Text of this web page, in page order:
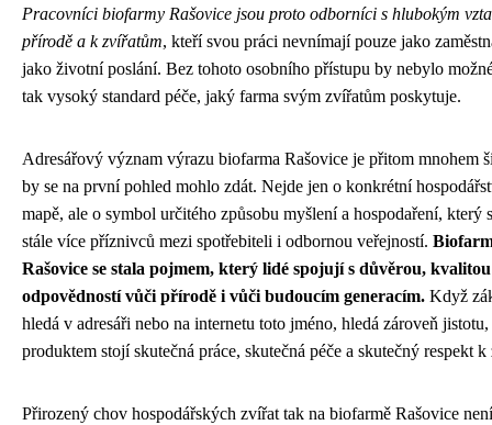
Pracovníci biofarmy Rašovice jsou proto odborníci s hlubokým
přírodě a k zvířatům, kteří svou práci nevnímají pouze jako
jako životní poslání. Bez tohoto osobního přístupu by nebylo
tak vysoký standard péče, jaký farma svým zvířatům poskytuje.
Adresářový význam výrazu biofarma Rašovice je přitom mnohem
by se na první pohled mohlo zdát. Nejde jen o konkrétní
mapě, ale o symbol určitého způsobu myšlení a hospodaření, který
stále více příznivců mezi spotřebiteli i odbornou veřejností.
Rašovice se stala pojmem, který lidé spojují s důvěrou,
odpovědností vůči přírodě i vůči budoucím generacím. Když
hledá v adresáři nebo na internetu toto jméno, hledá zároveň jistotu,
produktem stojí skutečná práce, skutečná péče a skutečný respekt
Přirozený chov hospodářských zvířat tak na biofarmě Rašovice